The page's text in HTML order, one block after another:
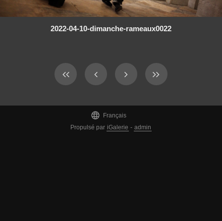
2022-04-10-dimanche-rameaux0022

Français
Propulsé par iGalerie - admin